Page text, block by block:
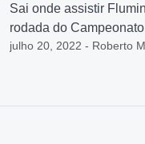
Sai onde assistir
rodada do
julho 20, 2022 - Roberto